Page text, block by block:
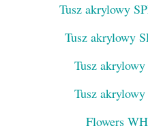
Tusz akrylowy
Tusz akrylowy
Tusz
Tusz
Flowers